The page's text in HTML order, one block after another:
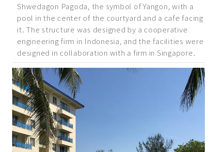
Shwedagon Pagoda, the symbol of Yangon, with a
pool in the center of the courtyard and a cafe facing
it. The structure was designed by a cooperative
engineering firm in Indonesia, and the facilities were
designed in collaboration with a firm in Singapore.